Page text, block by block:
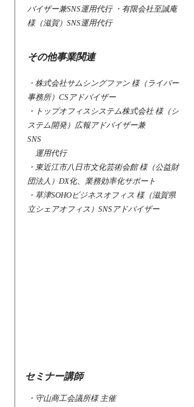
バイザー兼SNS運用代行 ・有限会社至誠庵
様（滋賀）SNS運用代行
その他事業関連
・株式会社サムシングファン 様（ライバー
事務所）CSアドバイザー
・トップオフィスシステム株式会社 様（シ
ステム開発）広報アドバイザー兼
SNS
運用代行
・東近江市八日市文化芸術会館 様（公益財
団法人）DX化、業務効率化サポート
・草津SOHOビジネスオフィス 様（滋賀県
立シェアオフィス）SNSアドバイザー
セミナー講師
・守山商工会議所様 主催